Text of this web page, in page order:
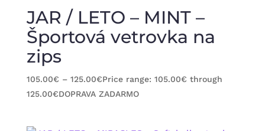
JAR / LETO – MINT –
Športová vetrovka na
zips
105.00€ – 125.00€Price range: 105.00€ through
125.00€DOPRAVA ZADARMO